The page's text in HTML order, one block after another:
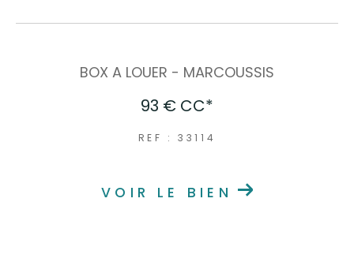
BOX A LOUER - MARCOUSSIS
93 € CC*
REF : 33114
VOIR LE BIEN